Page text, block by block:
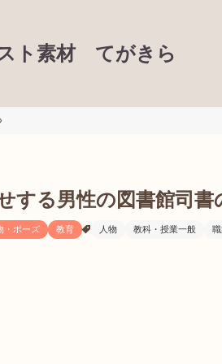
ト素材 てがきら
する男性の図書館司書
・ポーズ 教育 人物 教科・授業一般